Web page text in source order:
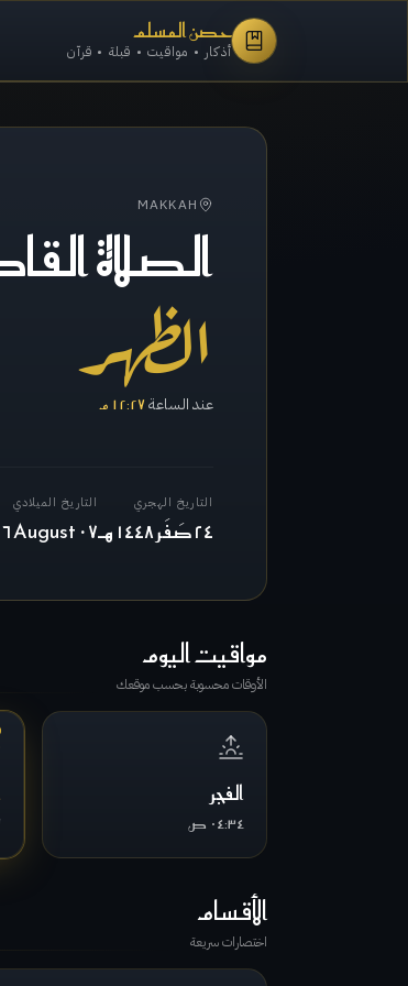
حصن المسلم
أذكار • مواقيت • قبلة • قرآن
MAKKAH
الصلاة
الظهر
عند الساعة١٢:٢٧ م
التاريخ الهجري
٢٤صَفَر١٤٤٨ هـ
التاريخ الميلادي
٠٧ August
مواقيت اليوم
الأوقات محسوبة بحسب موقعك
الفجر
٠٤:٣٤ ص
الأقسام
اختصارات سريعة